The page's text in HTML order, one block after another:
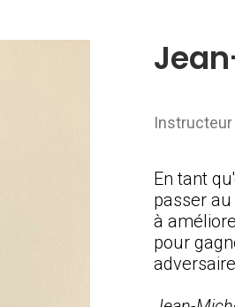
En tant
passer
à
pour